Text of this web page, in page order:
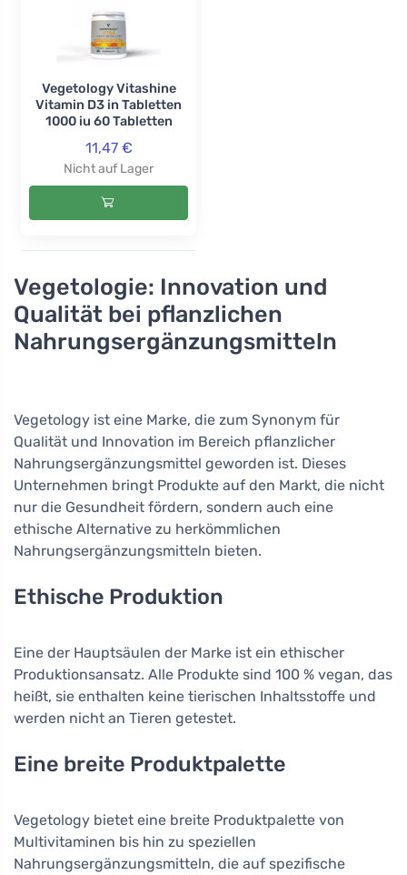
Vegetology Vitashine
Vitamin D3 in Tabletten
1000 iu 60 Tabletten
11,47 €
Nicht auf Lager
Vegetologie: Innovation und
Qualität bei pflanzlichen
Nahrungsergänzungsmitteln
Vegetology ist eine Marke, die zum Synonym für
Qualität und Innovation im Bereich pflanzlicher
Nahrungsergänzungsmittel geworden ist. Dieses
Unternehmen bringt Produkte auf den Markt, die nicht
nur die Gesundheit fördern, sondern auch eine
ethische Alternative zu herkömmlichen
Nahrungsergänzungsmitteln bieten.
Ethische Produktion
Eine der Hauptsäulen der Marke ist ein ethischer
Produktionsansatz. Alle Produkte sind 100 % vegan, das
heißt, sie enthalten keine tierischen Inhaltsstoffe und
werden nicht an Tieren getestet.
Eine breite Produktpalette
Vegetology bietet eine breite Produktpalette von
Multivitaminen bis hin zu speziellen
Nahrungsergänzungsmitteln, die auf spezifische